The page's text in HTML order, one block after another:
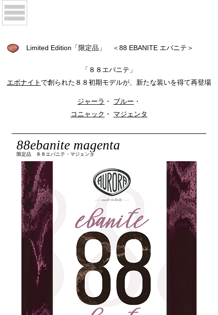
Limited Edition「限定品」 ＜88 EBANITE エバニテ＞
「８８エバニテ」
エボナイト で創られた８８初期モデルが、新たな装いを得て再登場
ジャーラ ・ ブルー ・
コニャック ・ マジェンタ
88ebanite magenta
限定品 ８８エバニテ・マジェンタ